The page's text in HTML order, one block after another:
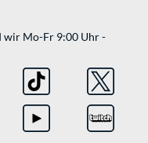
wir Mo-Fr 9:00 Uhr -